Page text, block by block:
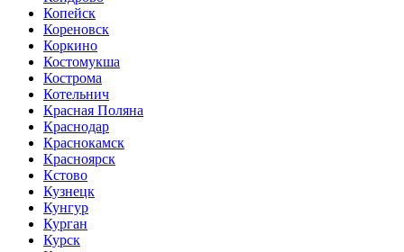
Копейск
Кореновск
Коркино
Костомукша
Кострома
Котельнич
Красная Поляна
Краснодар
Краснокамск
Красноярск
Кстово
Кузнецк
Кунгур
Курган
Курск